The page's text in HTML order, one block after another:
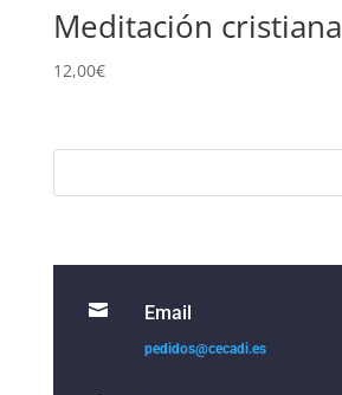
Meditación cristiana
12,00€
 Email
pedidos@cecadi.es